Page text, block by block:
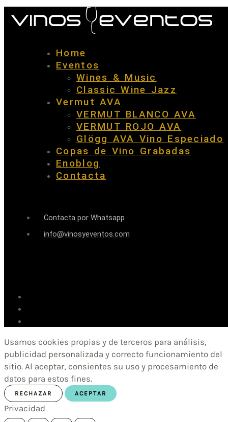
Home
Eventos
Wines & Music
Classic Wine Jazz
Vermut AVA
VERMUT BLANCO AVA
VERMUT ROJO AVA
Glögg AVA Vino Especiado
Copas de Vino Grabadas
Enoblog
Contacta
Contacta por Whatsapp
info@vinosyeventos.com
Usamos cookies propias y de terceros para análisis,
publicidad personalizada y correcto funcionamiento del
sitio. Al aceptar, consientes su uso y procesamiento de
datos para estos fines.
RECHAZAR ACEPTAR
Privacidad